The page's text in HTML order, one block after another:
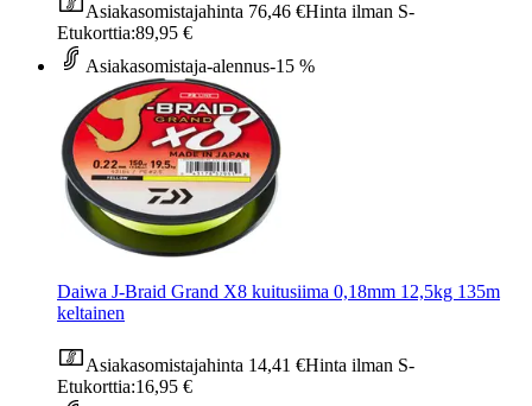
Asiakasomistajahinta 76,46 €Hinta ilman S-
Etukorttia:89,95 €
Asiakasomistaja-alennus-15 %
Daiwa J-Braid Grand X8 kuitusiima 0,18mm 12,5kg 135m
keltainen
Asiakasomistajahinta 14,41 €Hinta ilman S-
Etukorttia:16,95 €